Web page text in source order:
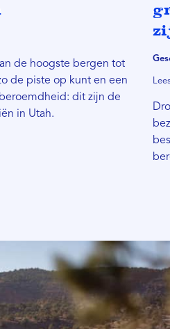
de hoogste bergen tot
de piste op kunt en een
dit zijn de
in Utah.